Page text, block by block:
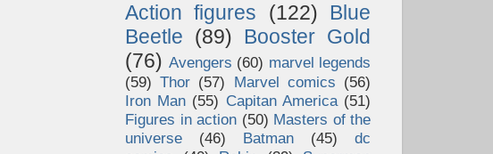
Action figures (122)
Blue
Beetle (89)
Booster Gold
(76) Avengers (60) marvel legends
(59) Thor (57) Marvel comics (56)
Iron Man (55) Capitan America (51)
Figures in action (50) Masters of the
universe
(46) Batman (45)
dc